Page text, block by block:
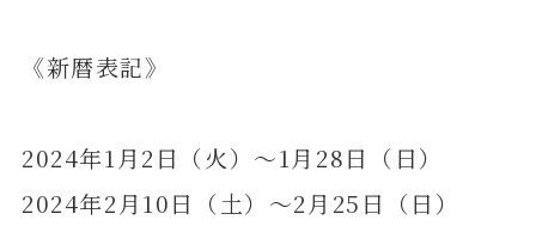
《新暦表記》
2024年1月2日（火）～1月28日（日）
2024年2月10日（土）～2月25日（日）